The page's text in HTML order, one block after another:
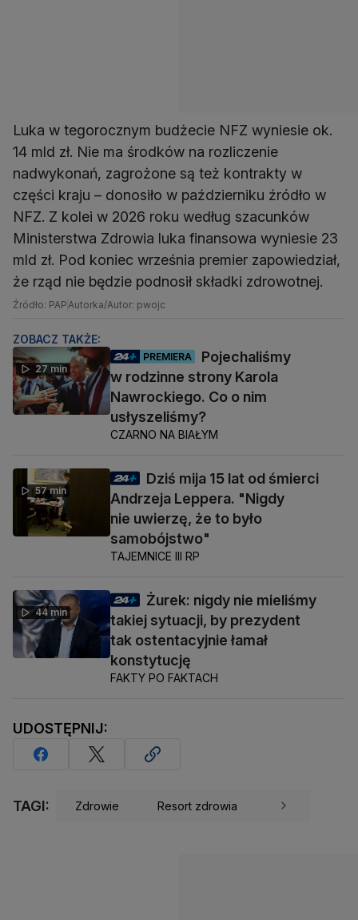
Luka w tegorocznym budżecie NFZ wyniesie ok.
14 mld zł. Nie ma środków na rozliczenie
nadwykonań, zagrożone są też kontrakty w
części kraju – donosiło w październiku źródło w
NFZ. Z kolei w 2026 roku według szacunków
Ministerstwa Zdrowia luka finansowa wyniesie 23
mld zł. Pod koniec września premier zapowiedział,
że rząd nie będzie podnosił składki zdrowotnej.
Źródło: PAPAutorka/Autor: pwojc
ZOBACZ TAKŻE:
27 min
PREMIERA
Pojechaliśmy
w rodzinne strony Karola
Nawrockiego. Co o nim
usłyszeliśmy?
CZARNO NA BIAŁYM
57 min
Dziś mija 15 lat od śmierci
Andrzeja Leppera. "Nigdy
nie uwierzę, że to było
samobójstwo"
TAJEMNICE III RP
44 min
Żurek: nigdy nie mieliśmy
takiej sytuacji, by prezydent
tak ostentacyjnie łamał
konstytucję
FAKTY PO FAKTACH
UDOSTĘPNIJ:
TAGI: Zdrowie Resort zdrowia